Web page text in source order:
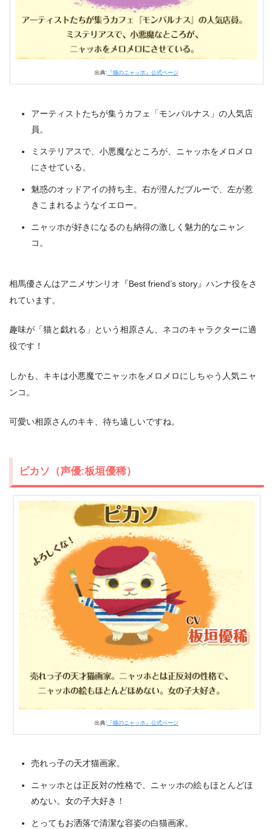
出典: 『猫のニャッホ』公式ページ
アーティストたちが集うカフェ「モンパルナス」の人気店
員。
ミステリアスで、小悪魔なところが、ニャッホをメロメロ
にさせている。
魅惑のオッドアイの持ち主。右が澄んだブルーで、左が惹
きこまれるようなイエロー。
ニャッホが好きになるのも納得の激しく魅力的なニャン
コ。
相馬優さんはアニメサンリオ『Best friend’s story』ハンナ役をさ
れています。
趣味が「猫と戯れる」という相原さん、ネコのキャラクターに適
役です！
しかも、キキは小悪魔でニャッホをメロメロにしちゃう人気ニャ
ンコ。
可愛い相原さんのキキ、待ち遠しいですね。
ピカソ（声優:板垣優稀）
出典: 『猫のニャッホ』公式ページ
売れっ子の天才猫画家。
ニャッホとは正反対の性格で、ニャッホの絵もほとんどほ
めない。女の子大好き！
とってもお洒落で清潔な容姿の白猫画家。